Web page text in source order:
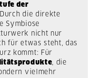
der
die direkte
Symbiose
nicht nur
für etwas steht, das
kommt: Für
, die
vielmehr